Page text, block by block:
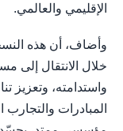
الإقليمي والعالمي.
وأضاف، أن هذه
خلال الانتقال إلى
واستدامته، وتعزيز
المبادرات